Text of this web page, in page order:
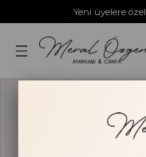
Yeni üyelere özel